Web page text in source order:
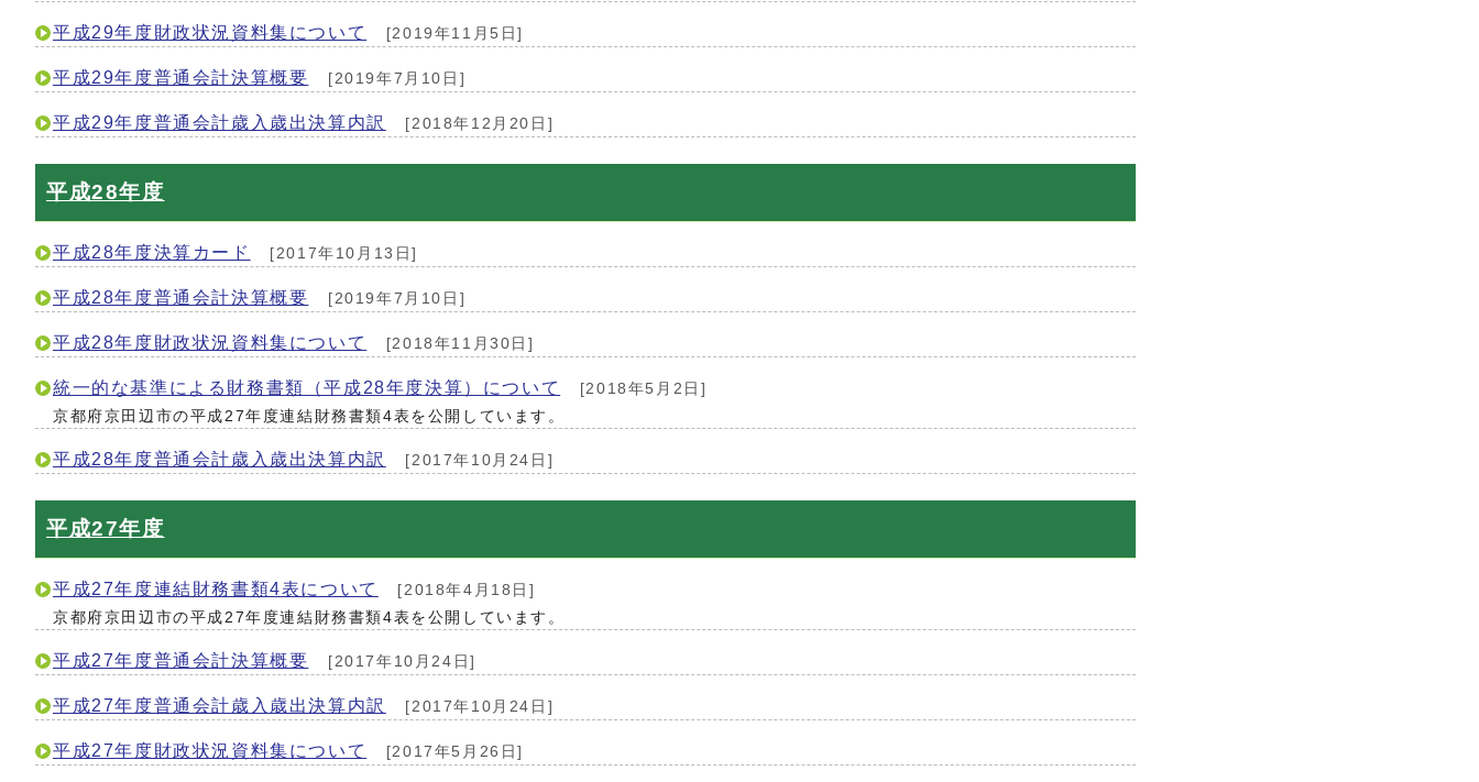
平成29年度財政状況資料集について [2019年11月5日]
平成29年度普通会計決算概要 [2019年7月10日]
平成29年度普通会計歳入歳出決算内訳 [2018年12月20日]
平成28年度
平成28年度決算カード [2017年10月13日]
平成28年度普通会計決算概要 [2019年7月10日]
平成28年度財政状況資料集について [2018年11月30日]
統一的な基準による財務書類（平成28年度決算）について
[2018年5月2日]
京都府京田辺市の平成27年度連結財務書類4表を公開しています。
平成28年度普通会計歳入歳出決算内訳 [2017年10月24日]
平成27年度
平成27年度連結財務書類4表について
[2018年4月18日]
京都府京田辺市の平成27年度連結財務書類4表を公開しています。
平成27年度普通会計決算概要 [2017年10月24日]
平成27年度普通会計歳入歳出決算内訳 [2017年10月24日]
平成27年度財政状況資料集について [2017年5月26日]